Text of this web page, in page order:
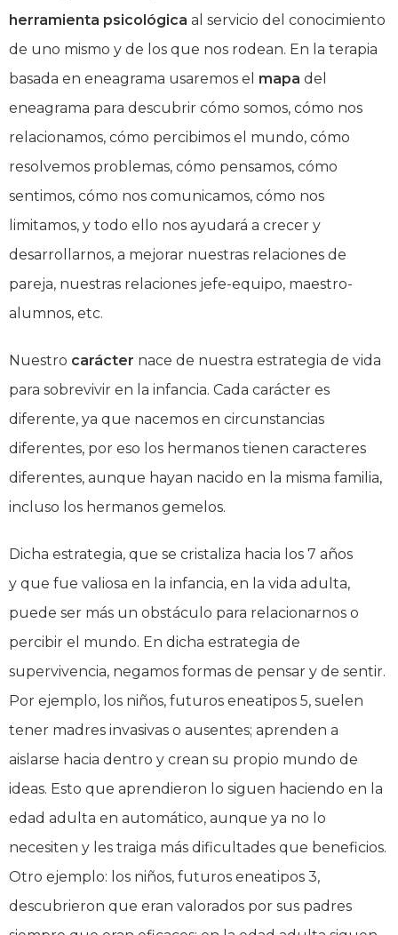
herramienta psicológica al servicio del conocimiento
de uno mismo y de los que nos rodean. En la terapia
basada en eneagrama usaremos el mapa del
eneagrama para descubrir cómo somos, cómo nos
relacionamos, cómo percibimos el mundo, cómo
resolvemos problemas, cómo pensamos, cómo
sentimos, cómo nos comunicamos, cómo nos
limitamos, y todo ello nos ayudará a crecer y
desarrollarnos, a mejorar nuestras relaciones de
pareja, nuestras relaciones jefe-equipo, maestro-
alumnos, etc.
Nuestro carácter nace de nuestra estrategia de vida
para sobrevivir en la infancia. Cada carácter es
diferente, ya que nacemos en circunstancias
diferentes, por eso los hermanos tienen caracteres
diferentes, aunque hayan nacido en la misma familia,
incluso los hermanos gemelos.
Dicha estrategia, que se cristaliza hacia los 7 años
y que fue valiosa en la infancia, en la vida adulta,
puede ser más un obstáculo para relacionarnos o
percibir el mundo. En dicha estrategia de
supervivencia, negamos formas de pensar y de sentir.
Por ejemplo, los niños, futuros eneatipos 5, suelen
tener madres invasivas o ausentes; aprenden a
aislarse hacia dentro y crean su propio mundo de
ideas. Esto que aprendieron lo siguen haciendo en la
edad adulta en automático, aunque ya no lo
necesiten y les traiga más dificultades que beneficios.
Otro ejemplo: los niños, futuros eneatipos 3,
descubrieron que eran valorados por sus padres